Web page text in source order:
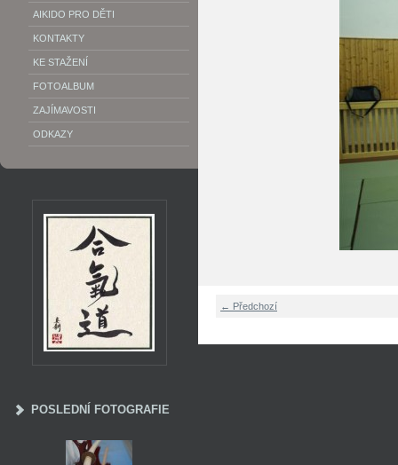
← Předchozí
AIKIDO PRO DĚTI
KONTAKTY
KE STAŽENÍ
FOTOALBUM
ZAJÍMAVOSTI
ODKAZY
POSLEDNÍ FOTOGRAFIE